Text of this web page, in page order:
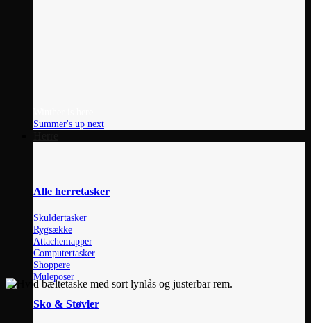
Summer's up next
Alle herretasker
Skuldertasker
Rygsække
Attachemapper
Computertasker
Shoppere
Muleposer
Sko & Støvler